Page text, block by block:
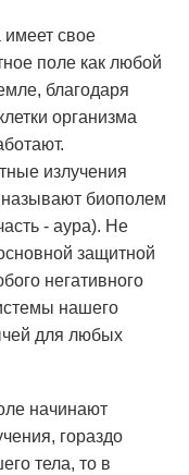
имеет свое
поле как любой
благодаря
организма
излучения
биополем
- аура). Не
защитной
негативного
нашего
для любых
начинают
гораздо
тела, то в